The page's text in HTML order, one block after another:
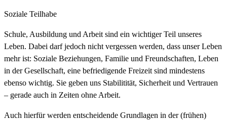
Soziale Teilhabe
Schule, Ausbildung und Arbeit sind ein wichtiger Teil unseres
Leben. Dabei darf jedoch nicht vergessen werden, dass unser Leben
mehr ist: Soziale Beziehungen, Familie und Freundschaften, Leben
in der Gesellschaft, eine befriedigende Freizeit sind mindestens
ebenso wichtig. Sie geben uns Stabilitität, Sicherheit und Vertrauen
– gerade auch in Zeiten ohne Arbeit.
Auch hierfür werden entscheidende Grundlagen in der (frühen)